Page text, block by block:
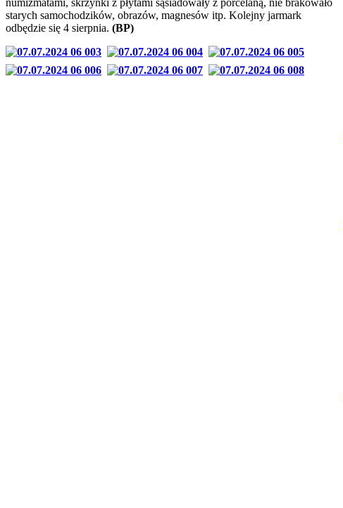
starych samochodzików, obrazów, magnesów itp. Kolejny jarmark
odbędzie się 4 sierpnia. (BP)